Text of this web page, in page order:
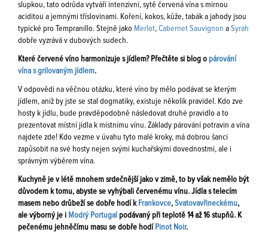
slupkou, tato odrůda vytváří intenzivní, sytě červená vína s mírnou
aciditou a jemnými tříslovinami. Koření, kokos, kůže, tabák a jahody jsou
typické pro Tempranillo. Stejně jako Merlot, Cabernet Sauvignon a Syrah
dobře vyzrává v dubových sudech.
Které červené víno harmonizuje s jídlem? Přečtěte si blog o párování
vína s grilovaným jídlem.
V odpovědi na věčnou otázku, které víno by mělo podávat se kterým
jídlem, aniž by jste se stal dogmatiky, existuje několik pravidel. Kdo zve
hosty k jídlu, bude pravděpodobně následovat druhé pravidlo a to
prezentovat místní jídla k místnímu vínu. Základy párování potravin a vína
najdete zde! Kdo vezme v úvahu tyto malé kroky, má dobrou šanci
zapůsobit na své hosty nejen svými kuchařskými dovednostmi, ale i
správným výběrem vína.
Kuchyně je v létě mnohem srdečnější jako v zimě, to by však nemělo být
důvodem k tomu, abyste se vyhýbali červenému vínu. Jídla s telecím
masem nebo drůbeží se dobře hodí k Frankovce, Svatovavřineckému,
ale výborný je i Modrý Portugal podávaný při teplotě 14 až 16 stupňů. K
pečenému jehněčímu masu se dobře hodí Pinot Noir.